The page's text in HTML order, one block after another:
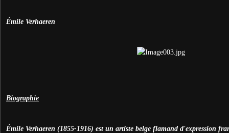
Émile Verhaeren
Biographie
Émile Verhaeren (1855-1916) est un artiste belge flamand d'expression